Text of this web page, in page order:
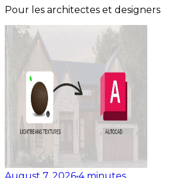
Pour les architectes et designers
August 7, 2026•4 minutes